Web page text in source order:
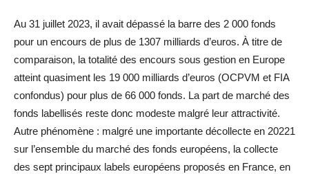
Au 31 juillet 2023, il avait dépassé la barre des 2 000 fonds
pour un encours de plus de 1307 milliards d’euros. À titre de
comparaison, la totalité des encours sous gestion en Europe
atteint quasiment les 19 000 milliards d’euros (OCPVM et FIA
confondus) pour plus de 66 000 fonds. La part de marché des
fonds labellisés reste donc modeste malgré leur attractivité.
Autre phénomène : malgré une importante décollecte en 20221
sur l’ensemble du marché des fonds européens, la collecte
des sept principaux labels européens proposés en France, en